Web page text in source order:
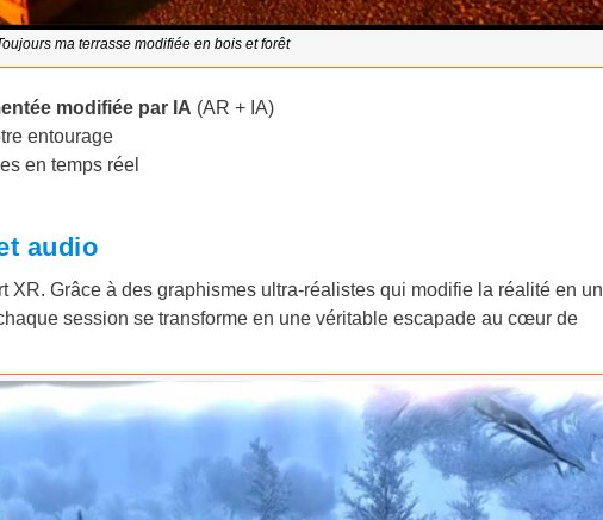
ma terrasse modifiée en bois et forêt
modifiée par IA (AR + IA)
entourage
en temps réel
audio
XR. Grâce à des graphismes ultra-réalistes qui modifie la réalité en un
session se transforme en une véritable escapade au cœur de